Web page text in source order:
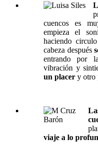
cuencos es
empieza el
haciendo
cabeza después
entrando por
vibración y
un placer y otro
viaje a lo